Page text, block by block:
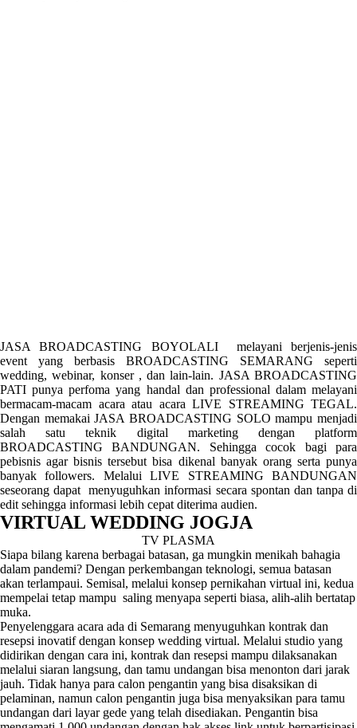
JASA BROADCASTING BOYOLALI melayani berjenis-jenis
event yang berbasis BROADCASTING SEMARANG seperti
wedding, webinar, konser , dan lain-lain. JASA BROADCASTING
PATI punya perfoma yang handal dan professional dalam melayani
bermacam-macam acara atau acara LIVE STREAMING TEGAL.
Dengan memakai JASA BROADCASTING SOLO mampu menjadi
salah satu teknik digital marketing dengan platform
BROADCASTING BANDUNGAN. Sehingga cocok bagi para
pebisnis agar bisnis tersebut bisa dikenal banyak orang serta punya
banyak followers. Melalui LIVE STREAMING BANDUNGAN
seseorang dapat menyuguhkan informasi secara spontan dan tanpa di
edit sehingga informasi lebih cepat diterima audien.
VIRTUAL WEDDING JOGJA
TV PLASMA
Siapa bilang karena berbagai batasan, ga mungkin menikah bahagia
dalam pandemi? Dengan perkembangan teknologi, semua batasan
akan terlampaui. Semisal, melalui konsep pernikahan virtual ini, kedua
mempelai tetap mampu saling menyapa seperti biasa, alih-alih bertatap
muka.
Penyelenggara acara ada di Semarang menyuguhkan kontrak dan
resepsi inovatif dengan konsep wedding virtual. Melalui studio yang
didirikan dengan cara ini, kontrak dan resepsi mampu dilaksanakan
melalui siaran langsung, dan tamu undangan bisa menonton dari jarak
jauh. Tidak hanya para calon pengantin yang bisa disaksikan di
pelaminan, namun calon pengantin juga bisa menyaksikan para tamu
undangan dari layar gede yang telah disediakan. Pengantin bisa